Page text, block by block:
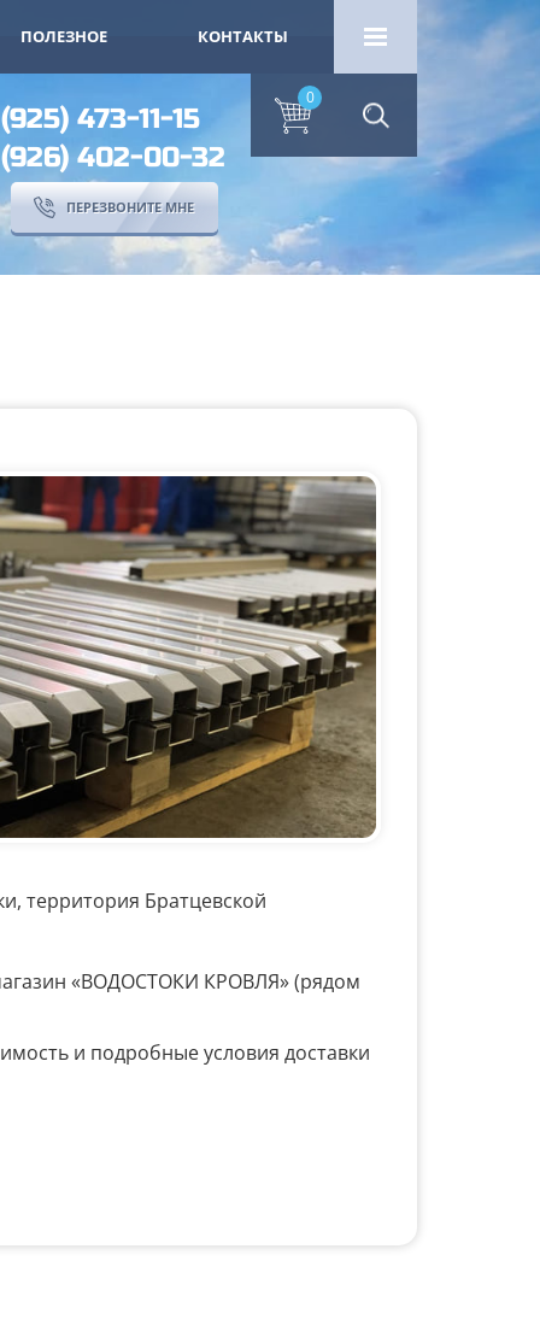
ПОЛЕЗНОЕ КОНТАКТЫ
0
473-11-15
402-00-32
ПЕРЕЗВОНИТЕ МНЕ
территория Братцевской
«ВОДОСТОКИ КРОВЛЯ» (рядом
и подробные условия доставки